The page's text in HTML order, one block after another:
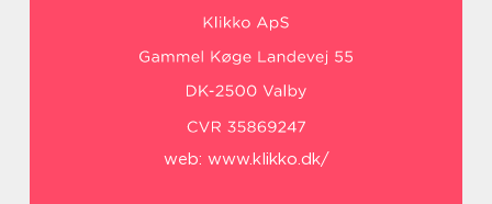
web: www.klikko.dk/